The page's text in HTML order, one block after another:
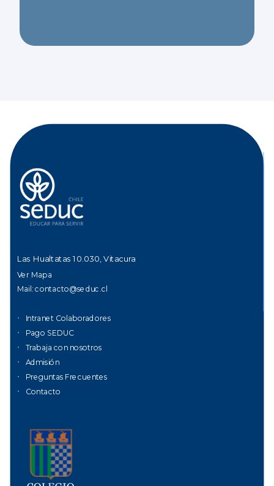
Las Hualtatas 10.030, Vitacura
Ver Mapa
Mail:contacto@seduc.cl
Intranet Colaboradores
Pago SEDUC
Trabaja con nosotros
Admisión
Preguntas Frecuentes
Contacto